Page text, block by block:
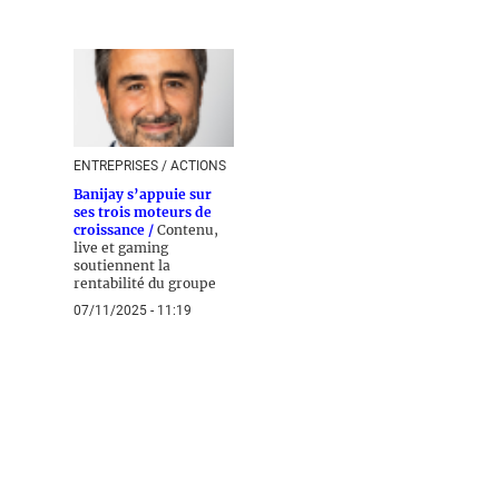
ENTREPRISES / ACTIONS
Banijay s’appuie sur
ses trois moteurs de
croissance / Contenu,
live et gaming
soutiennent la
rentabilité du groupe
07/11/2025 - 11:19